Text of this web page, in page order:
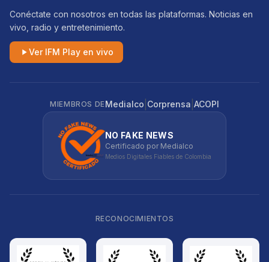
Conéctate con nosotros en todas las plataformas. Noticias en
vivo, radio y entretenimiento.
Ver IFM Play en vivo
MIEMBROS DEMedialco Corprensa ACOPI
NO FAKE NEWS
Certificado por Medialco
Medios Digitales Fiables de Colombia
RECONOCIMIENTOS